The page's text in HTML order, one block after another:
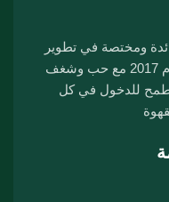
ومختصة في تطوير
صناعة القهوة . بدأت قصتنا في عام 2017 مع حب وشغف
للدخول في كل